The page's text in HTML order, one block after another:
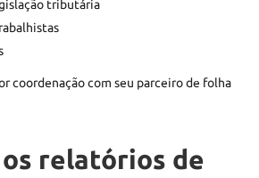
tributária
coordenação com seu parceiro de folha
relatórios de